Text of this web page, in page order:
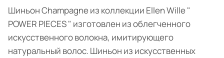
Шиньон Champagne из коллекции Ellen Wille "
POWER PIECES " изготовлен из облегченного
искусственного волокна, имитирующего
натуральный волос. Шиньон из искусственных